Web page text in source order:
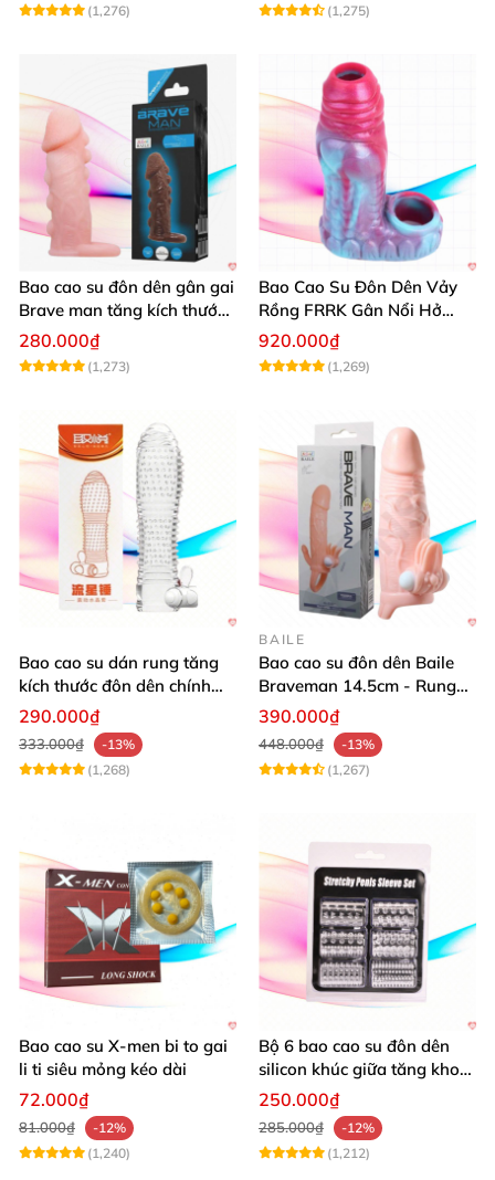
(1,276)
(1,275)
Bao cao su đôn dên gân gai
Brave man tăng kích thước
khủng
280.000₫
(1,273)
Bao Cao Su Đôn Dên Vảy
Rồng FRRK Gân Nổi Hở
Đầu 6 Màu
920.000₫
(1,269)
Bao cao su dán rung tăng
kích thước đôn dên chính
hãng Aichao
290.000₫
333.000₫
-13%
(1,268)
BAILE
Bao cao su đôn dên Baile
Braveman 14.5cm - Rung
điểm G, kích thích cực đỉnh
390.000₫
448.000₫
-13%
(1,267)
Bao cao su X-men bi to gai
li ti siêu mỏng kéo dài
72.000₫
81.000₫
-12%
(1,240)
Bộ 6 bao cao su đôn dên
silicon khúc giữa tăng khoái
cảm kéo dài quan hệ
250.000₫
285.000₫
-12%
(1,212)